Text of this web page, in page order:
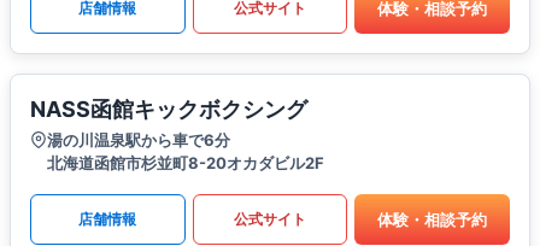
店舗情報 公式サイト 体験・相談予約
NASS函館キックボクシング
湯の川温泉駅から車で6分
北海道函館市杉並町8-20オカダビル2F
店舗情報 公式サイト 体験・相談予約